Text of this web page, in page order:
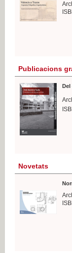
Publicacions
Del
Novetats